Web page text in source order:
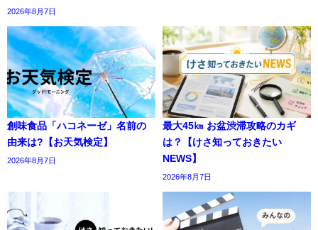
2026年8月7日
創味食品「ハコネーゼ」名前の
由来は?【お天気検定】
2026年8月7日
最大45㎞ お盆渋滞攻略のカギ
は？【けさ知っておきたい
NEWS】
2026年8月7日